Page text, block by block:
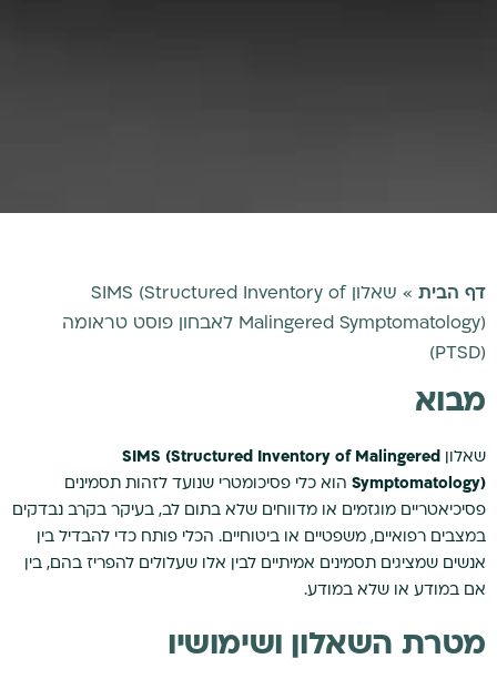
דף הבית »
שאלון SIMS (Structured Inventory of
Malingered Symptomatology) לאבחון פוסט טראומה
(PTSD)
מבוא
שאלון
SIMS (Structured Inventory of Malingered
Symptomatology) הוא כלי פסיכומטרי שנועד לזהות תסמינים
פסיכיאטריים מוגזמים או מדווחים שלא בתום לב, בעיקר בקרב נבדקים
במצבים רפואיים, משפטיים או ביטוחיים. הכלי פותח כדי להבדיל בין
אנשים שמציגים תסמינים אמיתיים לבין אלו שעלולים להפריז בהם, בין
אם במודע או שלא במודע.
מטרת השאלון ושימושיו